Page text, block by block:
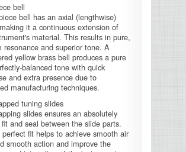
bell
bell has an axial (lengthwise)
it a continuous extension of
material. This results in pure,
resonance and superior tone. A
yellow brass bell produces a pure
balanced tone with quick
and extra presence due to
manufacturing techniques.
tuning slides
slides ensures an absolutely
and seal between the slide parts.
fit helps to achieve smooth air
smooth action and improve the